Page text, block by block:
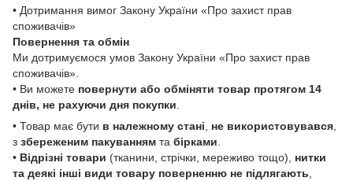
• Дотримання вимог Закону України «Про захист прав
споживачів»
Повернення та обмін
Ми дотримуємося умов Закону України «Про захист прав
споживачів».
• Ви можете повернути або обміняти товар протягом 14
днів, не рахуючи дня покупки
• Товар має бути в належному стані не використовувався
з збереженим пакуванням та бірками
• Відрізні товари (тканини, стрічки, мереживо тощо), нитки
та деякі інші види товару поверненню не підлягають